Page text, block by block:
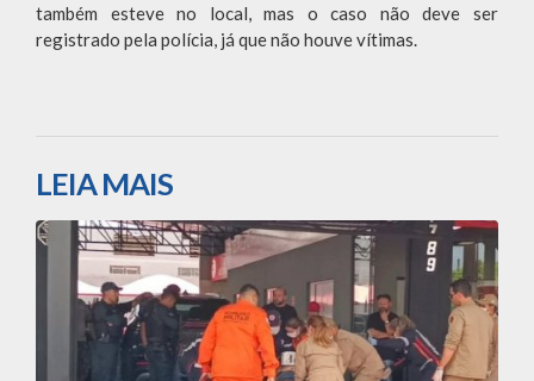
também esteve no local, mas o caso não deve ser
registrado pela polícia, já que não houve vítimas.
LEIA MAIS